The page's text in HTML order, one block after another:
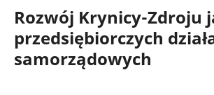
Rozwój Krynicy-Zdroju
przedsiębiorczych
samorządowych